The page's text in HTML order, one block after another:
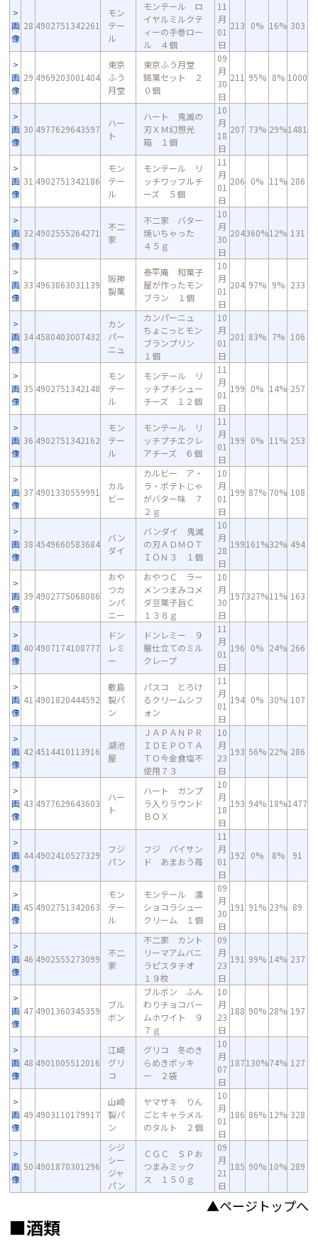
画
像
28 4902751342261
モン
テー
ル
モンテール ロ
イヤルミルクテ
ィーの手巻ロー
ル ４個
11
月
01
日
213 0% 16% 303
画
像
29 4969203001404
東京
ふう
月堂
東京ふう月堂
銘菓セット ２
０個
09
月
30
日
211 95% 8% 1000
画
像
30 4977629643597
ハー
ト
ハート 鬼滅の
刃ＸＭ幻想光
箱 １個
10
月
18
日
207 73% 29%1481
画
像
31 4902751342186
モン
テー
ル
モンテール リ
ッチワッフルチ
ーズ ５個
11
月
01
日
206 0% 11% 286
画
像
32 4902555264271
不二
家
不二家 バター
焼いちゃった
４５ｇ
10
月
30
日
204360%12% 131
画
像
33 4963863031139
阪神
製菓
泰平庵 和菓子
屋が作ったモン
ブラン １個
10
月
01
日
204 97% 9% 233
画
像
34 4580403007432
カン
パー
ニュ
カンパーニュ
ちょこっとモン
ブランプリン
１個
10
月
01
日
201 83% 7% 106
画
像
35 4902751342148
モン
テー
ル
モンテール リ
ッチプチシュー
チーズ １２個
11
月
01
日
199 0% 14% 257
画
像
36 4902751342162
モン
テー
ル
モンテール リ
ッチプチエクレ
アチーズ ６個
11
月
01
日
199 0% 11% 253
画
像
37 4901330559991
カル
ビー
カルビー ア・
ラ・ポテトじゃ
がバター味 ７
２ｇ
10
月
01
日
199 87% 70% 108
画
像
38 4549660583684
バン
ダイ
バンダイ 鬼滅
の刃ＡＤＭＯＴ
ＩＯＮ３ １個
10
月
28
日
199161%32% 494
画
像
39 4902775068086
おや
つカ
ンパ
ニー
おやつＣ ラー
メンつまみコメ
ダ豆菓子旨Ｃ
１３８ｇ
10
月
30
日
197327%11% 163
画
像
40 4907174108777
ドン
レミ
ー
ドンレミー ９
層仕立てのミル
クレープ
11
月
01
日
196 0% 24% 266
画
像
41 4901820444592
敷島
製パ
ン
パスコ とろけ
るクリームシフ
ォン
11
月
01
日
194 0% 30% 107
画
像
42 4514410113916
湖池
屋
ＪＡＰＡＮＰＲ
ＩＤＥＰＯＴＡ
ＴＯ今金食塩不
使用７３
10
月
23
日
193 56% 22% 286
画
像
43 4977629643603
ハー
ト
ハート ガンプ
ラ入りラウンド
ＢＯＸ
10
月
18
日
193 94% 18%1477
画
像
44 4902410527329
フジ
パン
フジ パイサン
ド あまおう苺
11
月
01
日
192 0% 8% 91
画
像
45 4902751342063
モン
テー
ル
モンテール 濃
ショコラシュー
クリーム １個
09
月
30
日
191 91% 23% 89
画
像
46 4902555273099
不二
家
不二家 カント
リーマアムバニ
ラピスタチオ
１９枚
09
月
23
日
191 99% 14% 237
画
像
47 4901360345359
ブル
ボン
ブルボン ふん
わりチョコバー
ムホワイト ９
７ｇ
10
月
23
日
188 90% 28% 197
画
像
48 4901005512016
江崎
グリ
コ
グリコ 冬のき
らめきポッキ
ー ２袋
10
月
07
日
187130%74% 127
画
像
49 4903110179917
山崎
製パ
ン
ヤマザキ りん
ごとキャラメル
のタルト ２個
10
月
01
日
186 86% 12% 328
画
像
50 4901870301296
シジ
シー
ジャ
パン
ＣＧＣ ＳＰお
つまみミック
ス １５０ｇ
09
月
21
日
185 90% 10% 289
▲ページトップへ
■酒類